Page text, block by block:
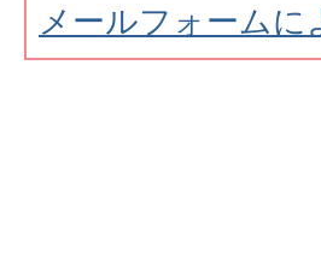
メールフォーム